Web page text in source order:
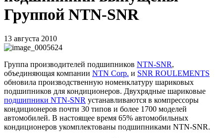
Группой NTN-SNR
13 августа 2010
Группа производителей подшипников NTN-SNR,
объединяющая компании NTN Corp. и SNR ROULEMENTS
обновила производственную номенклатуру шариковых
подшипников для кондиционеров. Двухрядные шариковые
подшипники NTN-SNR устанавливаются в компрессоры
кондиционеров почти 30 типов и более 1700 моделей
автомобилей. В настоящее время 65% автомобильных
кондиционеров укомплектованы подшипниками NTN-SNR.